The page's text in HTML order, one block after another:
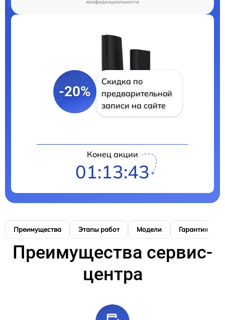
конфиденциальности
-20%
Скидка по
предварительной
записи на сайте
Конец акции
01:13:42
Преимущества Этапы работ Модели Гарантия
Преимущества сервис-
центра